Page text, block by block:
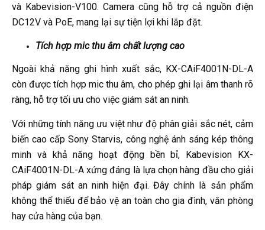
và Kabevision-V100. Camera cũng hỗ trợ cả nguồn điện
DC12V và PoE, mang lại sự tiện lợi khi lắp đặt.
Tích hợp mic thu âm chất lượng cao
Ngoài khả năng ghi hình xuất sắc, KX-CAiF4001N-DL-A
còn được tích hợp mic thu âm, cho phép ghi lại âm thanh rõ
ràng, hỗ trợ tối ưu cho việc giám sát an ninh.
Với những tính năng ưu việt như độ phân giải sắc nét, cảm
biến cao cấp Sony Starvis, công nghệ ánh sáng kép thông
minh và khả năng hoạt động bền bỉ, Kabevision KX-
CAiF4001N-DL-A xứng đáng là lựa chọn hàng đầu cho giải
pháp giám sát an ninh hiện đại. Đây chính là sản phẩm
không thể thiếu để bảo vệ an toàn cho gia đình, văn phòng
hay cửa hàng của bạn.